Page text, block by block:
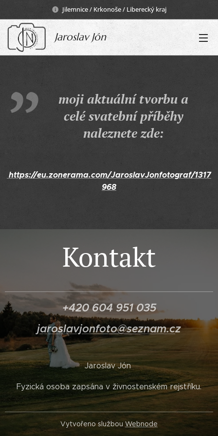
Jilemnice / Krkonoše / Liberecký kraj
Jaroslav Jón
moji aktuální tvorbu a
celé svatební příběhy
naleznete zde:
https://eu.zonerama.com/JaroslavJonfotograf/1317
968
Kontakt
+420 604 951 035
jaroslavjonfoto@seznam.cz
Jaroslav Jón
Fyzická osoba zapsána v živnostenském rejstříku.
Vytvořeno službou Webnode